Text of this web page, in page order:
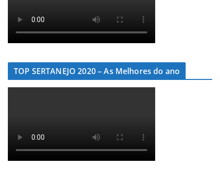
TOP SERTANEJO 2020 – As Melhores do ano